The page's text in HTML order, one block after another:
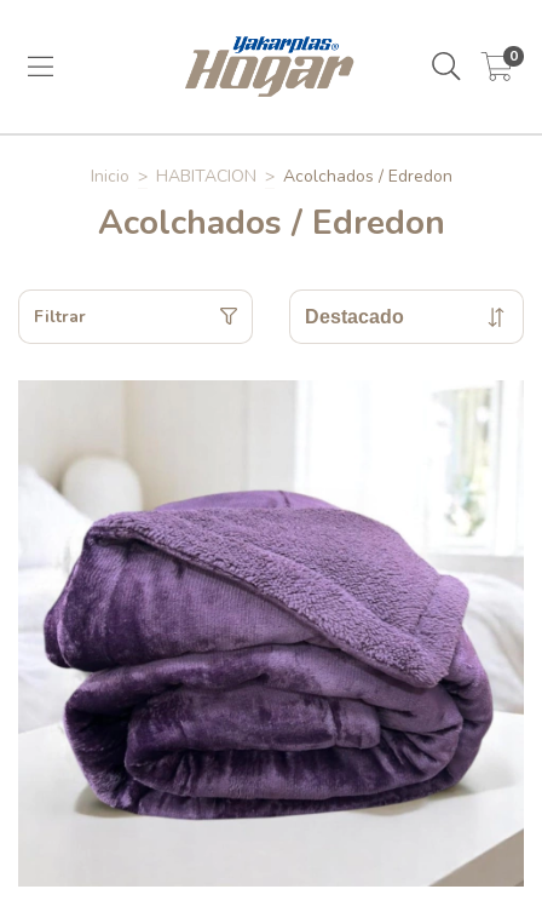
0
Inicio > HABITACION > Acolchados / Edredon
Acolchados / Edredon
Filtrar